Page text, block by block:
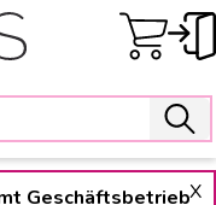
X
Geschäftsbetrieb